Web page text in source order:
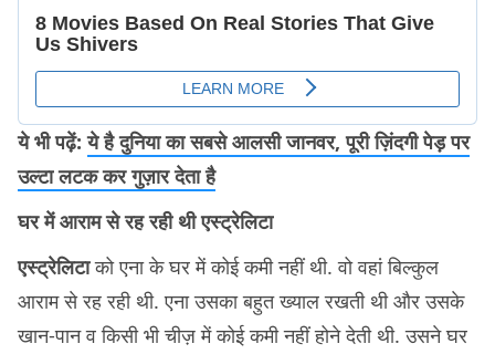
ये भी पढ़ें:ये है दुनिया का सबसे आलसी जानवर, पूरी ज़िंदगी पेड़ पर
उल्टा लटक कर गुज़ार देता है
घर में आराम से रह रही थी एस्ट्रेलिटा
एस्ट्रेलिटाको एना के घर में कोई कमी नहीं थी. वो वहां बिल्कुल
आराम से रह रही थी. एना उसका बहुत ख्याल रखती थी और उसके
खान-पान व किसी भी चीज़ में कोई कमी नहीं होने देती थी. उसने घर